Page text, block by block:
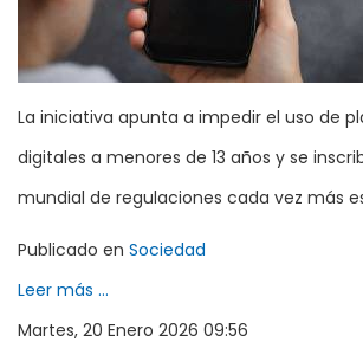
La iniciativa apunta a impedir el uso de
digitales a menores de 13 años y se
mundial de regulaciones cada vez más
Publicado en Sociedad
Leer más ...
Martes, 20 Enero 2026 09:56